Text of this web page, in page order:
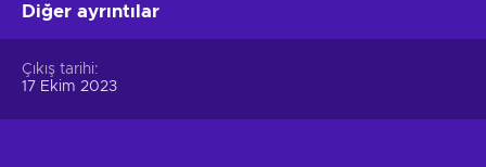
Diğer ayrıntılar
Çıkış tarihi
17 Ekim 2023